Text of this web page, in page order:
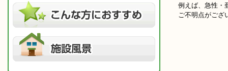
例えば、急性・
ご不明点がござ